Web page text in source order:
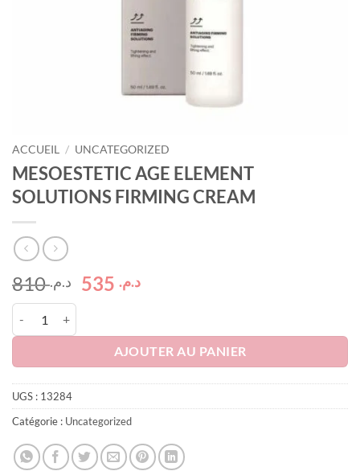
ACCUEIL / UNCATEGORIZED
MESOESTETIC AGE ELEMENT
SOLUTIONS FIRMING CREAM
د.م.810
Le
était :
د.م. 810.
د.م.535
Le
est :
د.م. 535.
AJOUTER AU PANIER
UGS : 13284
Catégorie : Uncategorized